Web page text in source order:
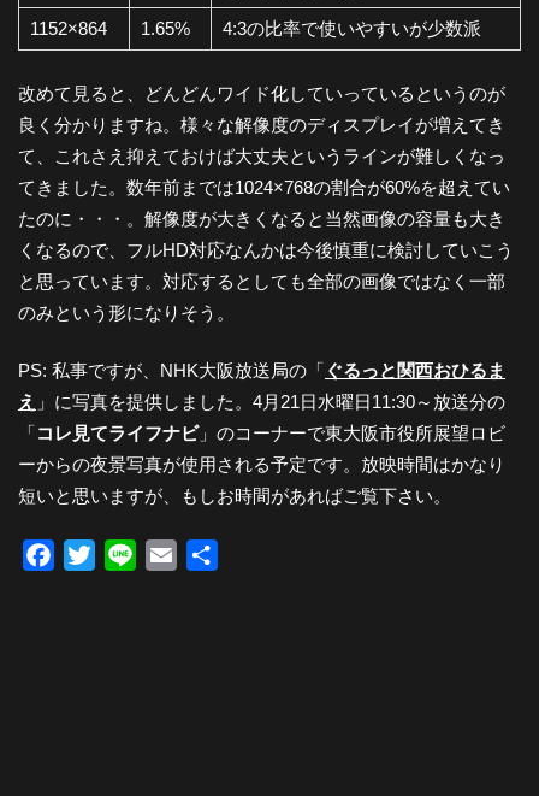
1152×864 1.65% 4:3の比率で使いやすいが少数派
改めて見ると、どんどんワイド化していっているというのが
良く分かりますね。様々な解像度のディスプレイが増えてき
て、これさえ抑えておけば大丈夫というラインが難しくなっ
てきました。数年前までは1024×768の割合が60%を超えてい
たのに・・・。解像度が大きくなると当然画像の容量も大き
くなるので、フルHD対応なんかは今後慎重に検討していこう
と思っています。対応するとしても全部の画像ではなく一部
のみという形になりそう。
PS: 私事ですが、NHK大阪放送局の「 ぐるっと関西おひるま
え 」に写真を提供しました。4月21日水曜日11:30～放送分の
「コレ見てライフナビ」のコーナーで東大阪市役所展望ロビ
ーからの夜景写真が使用される予定です。放映時間はかなり
短いと思いますが、もしお時間があればご覧下さい。
Facebook
TwitterLine Email